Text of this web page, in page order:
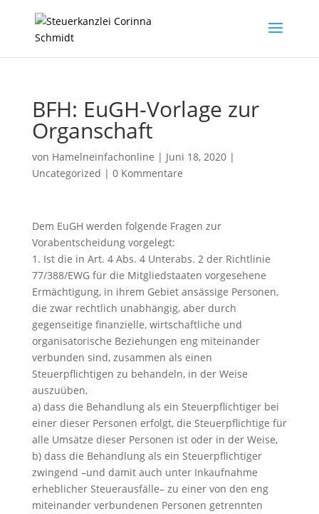
BFH: EuGH-Vorlage zur
Organschaft
von Hamelneinfachonline | Juni 18, 2020|
Uncategorized | 0 Kommentare
Dem EuGH werden folgende Fragen zur
Vorabentscheidung vorgelegt:
1. Ist die in Art. 4 Abs. 4 Unterabs. 2 der Richtlinie
77/388/EWG für die Mitgliedstaaten vorgesehene
Ermächtigung, in ihrem Gebiet ansässige Personen,
die zwar rechtlich unabhängig, aber durch
gegenseitige finanzielle, wirtschaftliche und
organisatorische Beziehungen eng miteinander
verbunden sind, zusammen als einen
Steuerpflichtigen zu behandeln, in der Weise
auszuüben,
a) dass die Behandlung als ein Steuerpflichtiger bei
einer dieser Personen erfolgt, die Steuerpflichtige für
alle Umsätze dieser Personen ist oder in der Weise,
b) dass die Behandlung als ein Steuerpflichtiger
zwingend –und damit auch unter Inkaufnahme
erheblicher Steuerausfälle– zu einer von den eng
miteinander verbundenen Personen getrennten